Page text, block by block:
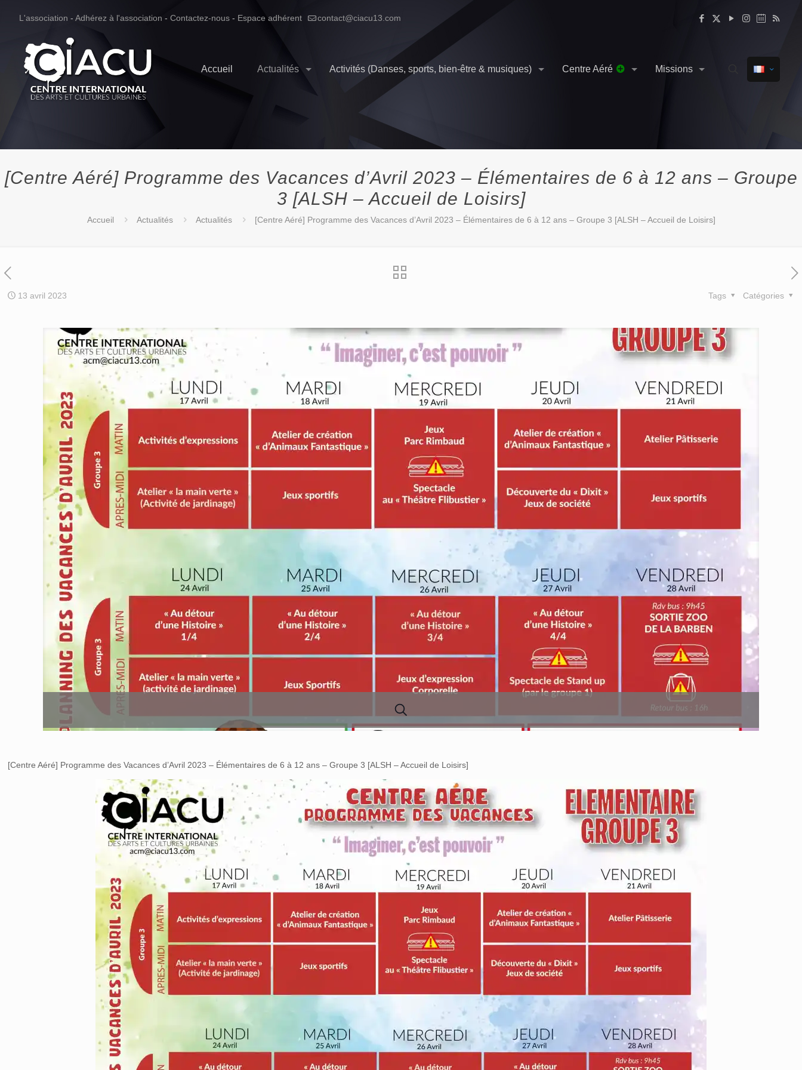
L'association - Adhérez à l'association - Contactez-nous - Espace adhérent contact@ciacu13.com
Accueil Actualités Activités (Danses, sports, bien-être & musiques) Centre Aéré Missions
[Centre Aéré] Programme des Vacances d’Avril 2023 – Élémentaires de 6 à 12 ans – Groupe
3 [ALSH – Accueil de Loisirs]
Accueil Actualités Actualités [Centre Aéré] Programme des Vacances d’Avril 2023 – Élémentaires de 6 à 12 ans – Groupe 3 [ALSH – Accueil de Loisirs]
13 avril 2023 Catégories
Tags
[Centre Aéré] Programme des Vacances d’Avril 2023 – Élémentaires de 6 à 12 ans – Groupe 3 [ALSH – Accueil de Loisirs]